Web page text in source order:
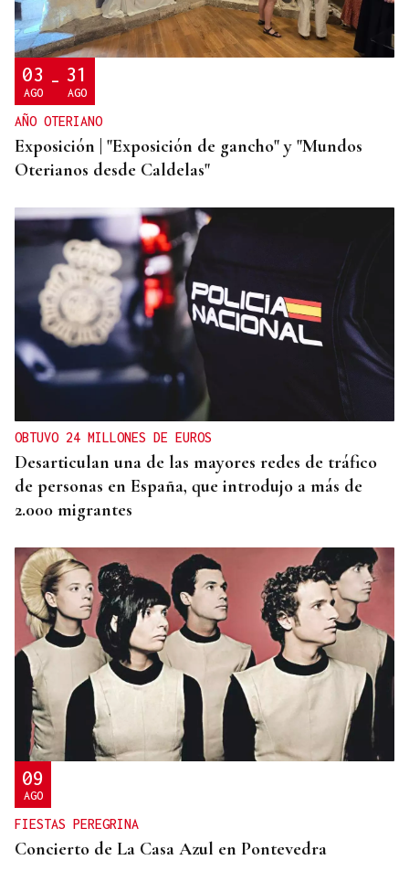
Una "tetada" en Ourense para hacer visible la
lactancia
03
AGO - 31
AGO
AÑO OTERIANO
Exposición | "Exposición de gancho" y "Mundos
Oterianos desde Caldelas"
OBTUVO 24 MILLONES DE EUROS
Desarticulan una de las mayores redes de tráfico
de personas en España, que introdujo a más de
2.000 migrantes
09
AGO
FIESTAS PEREGRINA
Concierto de La Casa Azul en Pontevedra